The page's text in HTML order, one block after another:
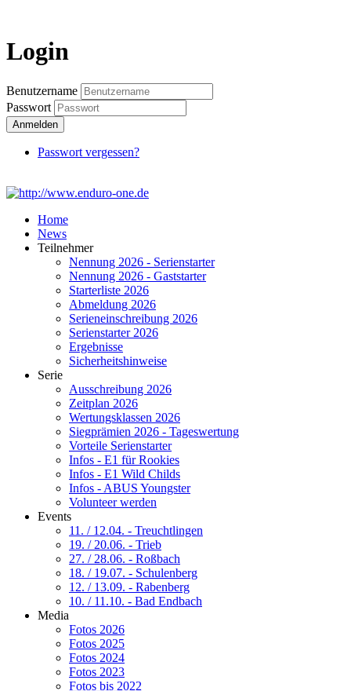
Login
Benutzername
Passwort
Anmelden
Passwort vergessen?
Home
News
Teilnehmer
Nennung 2026 - Serienstarter
Nennung 2026 - Gaststarter
Starterliste 2026
Abmeldung 2026
Serieneinschreibung 2026
Serienstarter 2026
Ergebnisse
Sicherheitshinweise
Serie
Ausschreibung 2026
Zeitplan 2026
Wertungsklassen 2026
Siegprämien 2026 - Tageswertung
Vorteile Serienstarter
Infos - E1 für Rookies
Infos - E1 Wild Childs
Infos - ABUS Youngster
Volunteer werden
Events
11. / 12.04. - Treuchtlingen
19. / 20.06. - Trieb
27. / 28.06. - Roßbach
18. / 19.07. - Schulenberg
12. / 13.09. - Rabenberg
10. / 11.10. - Bad Endbach
Media
Fotos 2026
Fotos 2025
Fotos 2024
Fotos 2023
Fotos bis 2022